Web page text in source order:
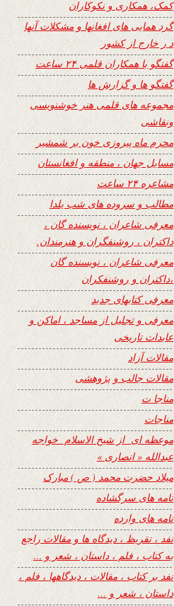
کمک، همکاری و نکوکاران
گرد همایی های افغانها و مشکلات آنها
د ر خارج از کشور
گفتگو با همکاران قلمی ۲۴ ساعت
گفتگو ها و گزارش ها
مجموعه های قلمی هنر خوشنویسی
ونقاشی
محرم ماه پیروزی خون بر شمشیر
مسایل جهان ، منطقه و افغانستان
مشاعره ۲۴ ساعت
مطالب و سروده های شب یلدا
معرفی شاعران ، نویسنده گان ،
داکتران ، روشنفگران و هنرمندان.
معرفی شاعران ، نویسنده گان
،داکتران و روشنفکران
معرفی کتابهای جدید
معرفی و تجلیل از مساجد ، اماکن و
عابدات تاریخی
مقالات آزاد
مقالات جالب و پژوهشی
مناجا ت
مناجات
موعظه ای از شیخ الاسلام خواجه
عبدالله « انصاری »
میلاد حضرت محمد ( ص ) مبارک
نامه های سرگشاده
نامه های وارده
نفد ، تقریظ ، دیدگاه ها و مقالات راجع
به کتاب ، فلم ، داستان ، شعر و …
نفد بر کتاب ، مقالات ، دیدگاهها ، فلم ،
داستان ، شعر و …